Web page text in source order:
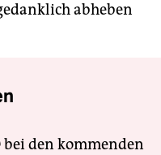
abheben
den kommenden